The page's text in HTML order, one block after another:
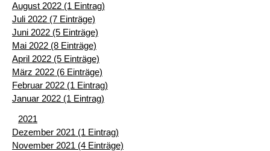
August 2022 (1 Eintrag)
Juli 2022 (7 Einträge)
Juni 2022 (5 Einträge)
Mai 2022 (8 Einträge)
April 2022 (5 Einträge)
März 2022 (6 Einträge)
Februar 2022 (1 Eintrag)
Januar 2022 (1 Eintrag)
2021
Dezember 2021 (1 Eintrag)
November 2021 (4 Einträge)